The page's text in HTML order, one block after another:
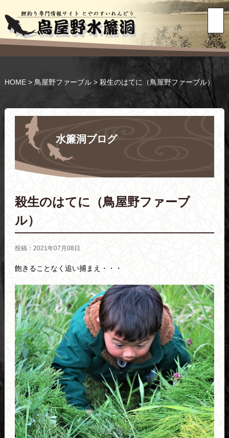
HOME> 鳥屋野ファーブル> 殺生のはてに（鳥屋野ファーブル）
水簾洞ブログ
殺生のはてに（鳥屋野ファーブ
ル）
投稿：2021年07月08日
飽きることなく追い捕まえ・・・